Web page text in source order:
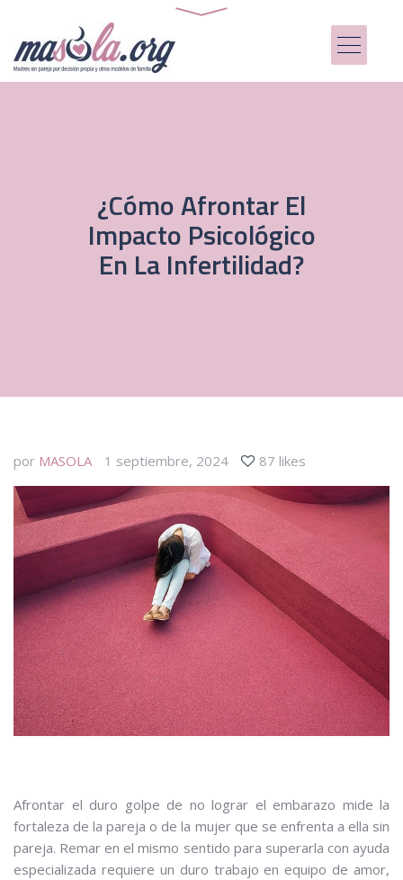
¿Cómo Afrontar El
Impacto Psicológico
En La Infertilidad?
por MASOLA 1 septiembre, 2024 87 likes
Afrontar el duro golpe de no lograr el embarazo mide la
fortaleza de la pareja o de la mujer que se enfrenta a ella sin
pareja. Remar en el mismo sentido para superarla con ayuda
especializada requiere un duro trabajo en equipo de amor,